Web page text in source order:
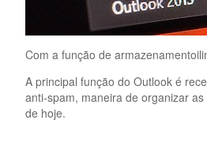
Com a função de
A principal função do Outlook é
anti-spam, maneira de organizar
de hoje.